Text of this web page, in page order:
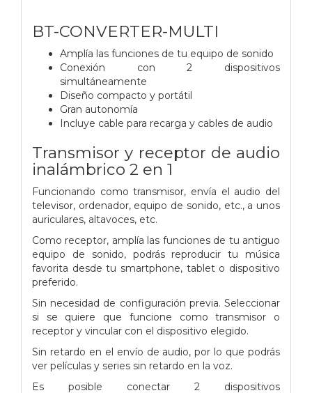
BT-CONVERTER-MULTI
Amplía las funciones de tu equipo de sonido
Conexión con 2 dispositivos
simultáneamente
Diseño compacto y portátil
Gran autonomía
Incluye cable para recarga y cables de audio
Transmisor y receptor de audio
inalámbrico 2 en 1
Funcionando como transmisor, envía el audio del
televisor, ordenador, equipo de sonido, etc., a unos
auriculares, altavoces, etc.
Como receptor, amplía las funciones de tu antiguo
equipo de sonido, podrás reproducir tu música
favorita desde tu smartphone, tablet o dispositivo
preferido.
Sin necesidad de configuración previa. Seleccionar
si se quiere que funcione como transmisor o
receptor y vincular con el dispositivo elegido.
Sin retardo en el envío de audio, por lo que podrás
ver películas y series sin retardo en la voz.
Es posible conectar 2 dispositivos